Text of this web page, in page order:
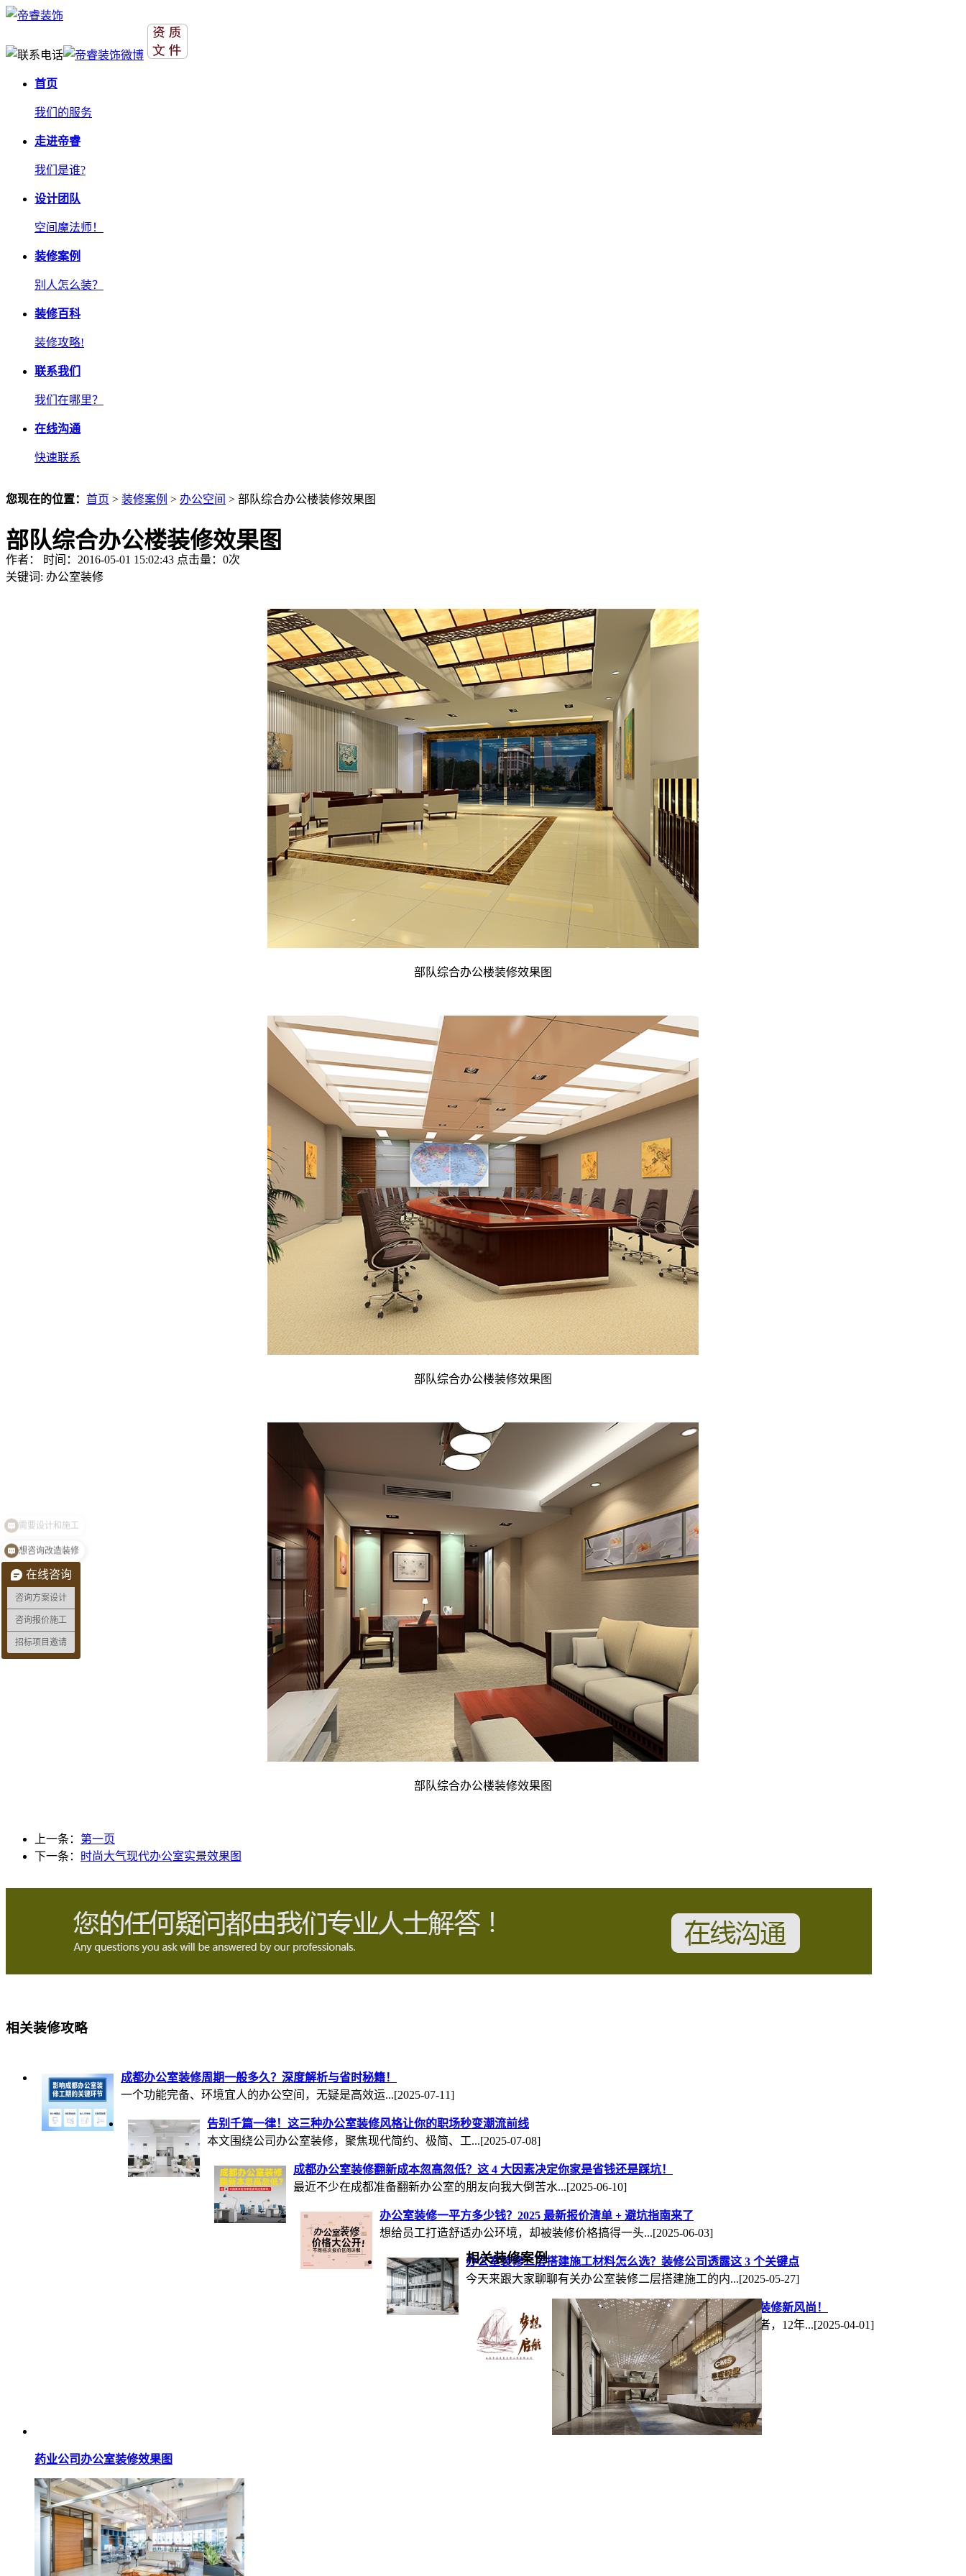
首页
我们的服务
走进帝睿
我们是谁?
设计团队
空间魔法师！
装修案例
别人怎么装？
装修百科
装修攻略!
联系我们
我们在哪里？
在线沟通
快速联系
您现在的位置： 首页 > 装修案例 > 办公空间 > 部队综合办公楼装修效果图
部队综合办公楼装修效果图
作者： 时间：2016-05-01 15:02:43 点击量： 0次
关键词: 办公室装修
部队综合办公楼装修效果图
部队综合办公楼装修效果图
部队综合办公楼装修效果图
上一条： 第一页
下一条：
时尚大气现代办公室实景效果图
相关装修攻略
成都办公室装修周期一般多久？深度解析与省时秘籍！
一个功能完备、环境宜人的办公空间，无疑是高效运...[2025-07-11]
告别千篇一律！这三种办公室装修风格让你的职场秒变潮流前线
本文围绕公司办公室装修，聚焦现代简约、极简、工...[2025-07-08]
成都办公室装修翻新成本忽高忽低？这 4 大因素决定你家是省钱还是踩坑！
最近不少在成都准备翻新办公室的朋友向我大倒苦水...[2025-06-10]
办公室装修一平方多少钱？2025 最新报价清单 + 避坑指南来了
想给员工打造舒适办公环境，却被装修价格搞得一头...[2025-06-03]
办公室装修二层搭建施工材料怎么选？装修公司透露这 3 个关键点
今天来跟大家聊聊有关办公室装修二层搭建施工的内...[2025-05-27]
成都工装公司：帝睿装饰专业打造办公室装修新风尚！
成都帝睿装饰，作为成都工装公司的佼佼者，12年...[2025-04-01]
相关装修案例
药业公司办公室装修效果图
在线咨询
咨询方案设计
咨询报价施工
招标项目邀请
想咨询改造装修